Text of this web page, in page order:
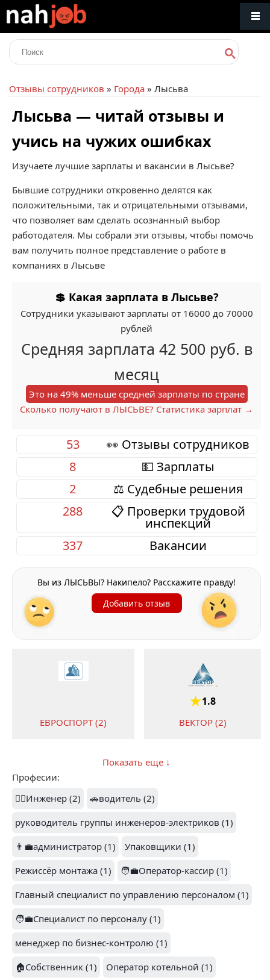
Отзывы сотрудников » Города » Лысьва
Лысьва — читай отзывы и
учись на чужих ошибках
Изучаете лучшие зарплаты и вакансии в Лысьве?
Бывшие сотрудники откровенно делятся как
положительными, так и отрицательными отзывами,
что позволяет вам сделать осознанный выбор
работодателя. Мы собрали эти отзывы, чтобы помочь
вам получить полное представление о работе в
компаниях в Лысьве
💲 Какая зарплата в Лысьве?
Сотрудники указывают зарплаты от 16000 до 70000
рублей
Средняя зарплата 42 500 руб. в
месяц
Это на 49% меньше средней зарплаты по стране
Сколько получают в ЛЫСЬВЕ? Статистика зарплат →
👀 Отзывы сотрудников
53
💵 Зарплаты
8
⚖️ Судебные решения
2
📋 Проверки трудовой
инспекций
288
Вакансии
337
Вы из ЛЫСЬВЫ? Накипело? Расскажите правду!
Добавить отзыв
ЕВРОСПОРТ (2)
1.8
ВЕКТОР (2)
(1) ЛЕНТА (1)
2
МИРАТОРГ (1)
Показать еще ↓
Професии:
👷‍♂️Инженер (2)
🚗водитель (2)
руководитель группы инженеров-электриков (1)
👨‍💼администратор (1)
Упаковщики (1)
Режиссёр монтажа (1)
🧑‍💼Оператор-кассир (1)
Главный специалист по управлению персоналом (1)
🧑‍💼Специалист по персоналу (1)
менеджер по бизнес-контролю (1)
🏠Собственник (1)
Оператор котельной (1)